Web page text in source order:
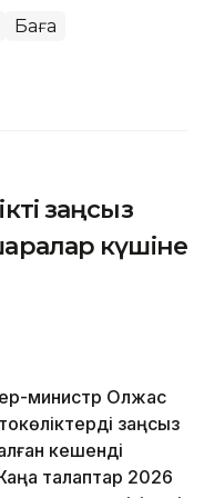
Баға
заңсыз
күшіне
министр Олжас
заңсыз
кешенді
талаптар 2026